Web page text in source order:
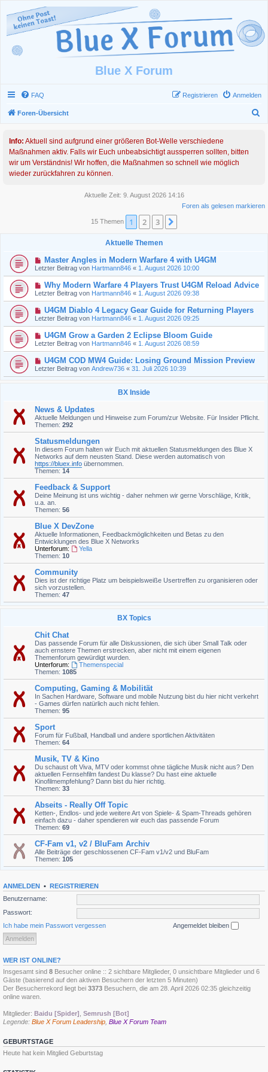
Blue X Forum
FAQ Anmelden
Registrieren
Foren-Übersicht
Info: Aktuell sind aufgrund einer größeren Bot-Welle verschiedene
Maßnahmen aktiv. Falls wir Euch unbeabsichtigt aussperren sollten, bitten
wir um Verständnis! Wir hoffen, die Maßnahmen so schnell wie möglich
wieder zurückfahren zu können.
Aktuelle Zeit: 9. August 2026 14:16
Foren als gelesen markieren
15 Themen 1 2 3
Aktuelle Themen
Master Angles in Modern Warfare 4 with U4GM
Letzter Beitrag von Hartmann846 « 1. August 2026 10:00
Why Modern Warfare 4 Players Trust U4GM Reload Advice
Letzter Beitrag von Hartmann846 « 1. August 2026 09:38
U4GM Diablo 4 Legacy Gear Guide for Returning Players
Letzter Beitrag von Hartmann846 « 1. August 2026 09:25
U4GM Grow a Garden 2 Eclipse Bloom Guide
Letzter Beitrag von Hartmann846 « 1. August 2026 08:59
U4GM COD MW4 Guide: Losing Ground Mission Preview
Letzter Beitrag von Andrew736 « 31. Juli 2026 10:39
BX Inside
News & Updates
Aktuelle Meldungen und Hinweise zum Forum/zur Website. Für Insider Pflicht.
Themen: 292
Statusmeldungen
In diesem Forum halten wir Euch mit aktuellen Statusmeldungen des Blue X
Networks auf dem neusten Stand. Diese werden automatisch von
https://bluex.info übernommen.
Themen: 14
Feedback & Support
Deine Meinung ist uns wichtig - daher nehmen wir gerne Vorschläge, Kritik,
u.a. an.
Themen: 56
Blue X DevZone
Aktuelle Informationen, Feedbackmöglichkeiten und Betas zu den
Entwicklungen des Blue X Networks
Unterforum:
Yella
Themen: 10
Community
Dies ist der richtige Platz um beispielsweiße Usertreffen zu organisieren oder
sich vorzustellen.
Themen: 47
BX Topics
Chit Chat
Das passende Forum für alle Diskussionen, die sich über Small Talk oder
auch ernstere Themen erstrecken, aber nicht mit einem eigenen
Themenforum gewürdigt wurden.
Unterforum:
Themenspecial
Themen: 1085
Computing, Gaming & Mobilität
In Sachen Hardware, Software und mobile Nutzung bist du hier nicht verkehrt
- Games dürfen natürlich auch nicht fehlen.
Themen: 95
Sport
Forum für Fußball, Handball und andere sportlichen Aktivitäten
Themen: 64
Musik, TV & Kino
Du schaust oft Viva, MTV oder kommst ohne tägliche Musik nicht aus? Den
aktuellen Fernsehfilm fandest Du klasse? Du hast eine aktuelle
Kinofilmempfehlung? Dann bist du hier richtig.
Themen: 33
Abseits - Really Off Topic
Ketten-, Endlos- und jede weitere Art von Spiele- & Spam-Threads gehören
einfach dazu - daher spendieren wir euch das passende Forum
Themen: 69
CF-Fam v1, v2 / BluFam Archiv
Alle Beiträge der geschlossenen CF-Fam v1/v2 und BluFam
Themen: 105
ANMELDEN • REGISTRIEREN
Benutzername:
Passwort:
Ich habe mein Passwort vergessen
Angemeldet bleiben
WER IST ONLINE?
Insgesamt sind 8 Besucher online :: 2 sichtbare Mitglieder, 0 unsichtbare Mitglieder und 6
Gäste (basierend auf den aktiven Besuchern der letzten 5 Minuten)
Der Besucherrekord liegt bei 3373 Besuchern, die am 28. April 2026 02:35 gleichzeitig
online waren.
Mitglieder: Baidu [Spider] Semrush [Bot]
Legende: Blue X Forum Leadership Blue X Forum Team
GEBURTSTAGE
Heute hat kein Mitglied Geburtstag